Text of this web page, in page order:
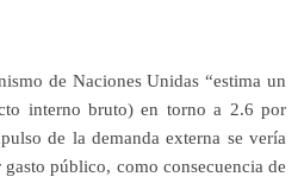
de Naciones Unidas “estima un
interno bruto) en torno a 2.6 por
de la demanda externa se vería
público, como consecuencia de